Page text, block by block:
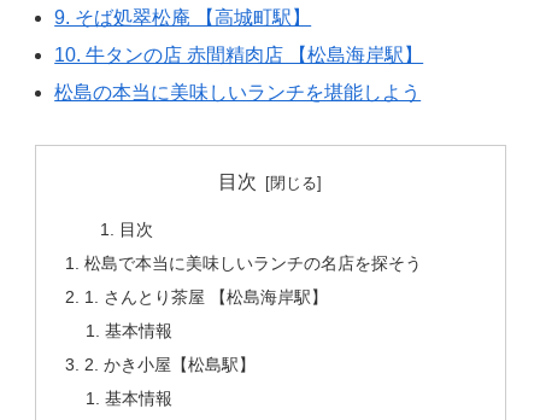
9. そば処翠松庵 【高城町駅】
10. 牛タンの店 赤間精肉店 【松島海岸駅】
松島の本当に美味しいランチを堪能しよう
目次
目次
松島で本当に美味しいランチの名店を探そう
1. さんとり茶屋 【松島海岸駅】
基本情報
2. かき小屋【松島駅】
基本情報